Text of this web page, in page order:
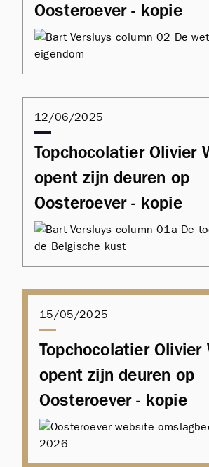
Oosteroever - kopie
12/06/2025
Topchocolatier Olivier
opent zijn deuren op
Oosteroever - kopie
15/05/2025
Topchocolatier Olivier
opent zijn deuren op
Oosteroever - kopie